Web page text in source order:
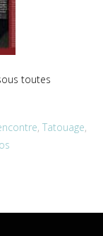
toutes
,Tatouage,